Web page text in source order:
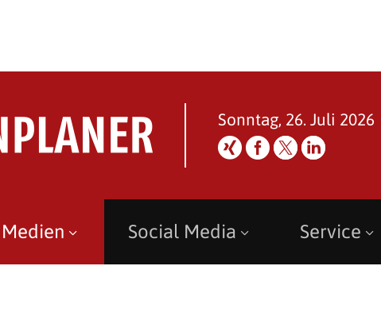
Sonntag, 26. Juli 2026
Medien Social Media Service